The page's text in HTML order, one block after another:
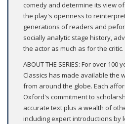
comedy and determine its view
the play's openness to
generations of readers and
socially analytic stage history,
the actor as much as for the critic.
ABOUT THE SERIES: For over
Classics has made available the
from around the globe. Each
Oxford's commitment to
accurate text plus a wealth of
including expert introductions by